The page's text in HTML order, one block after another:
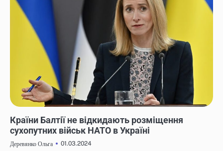
Країни Балтії не відкидають розміщення
сухопутних військ НАТО в Україні
Деревянко Ольга
01.03.2024